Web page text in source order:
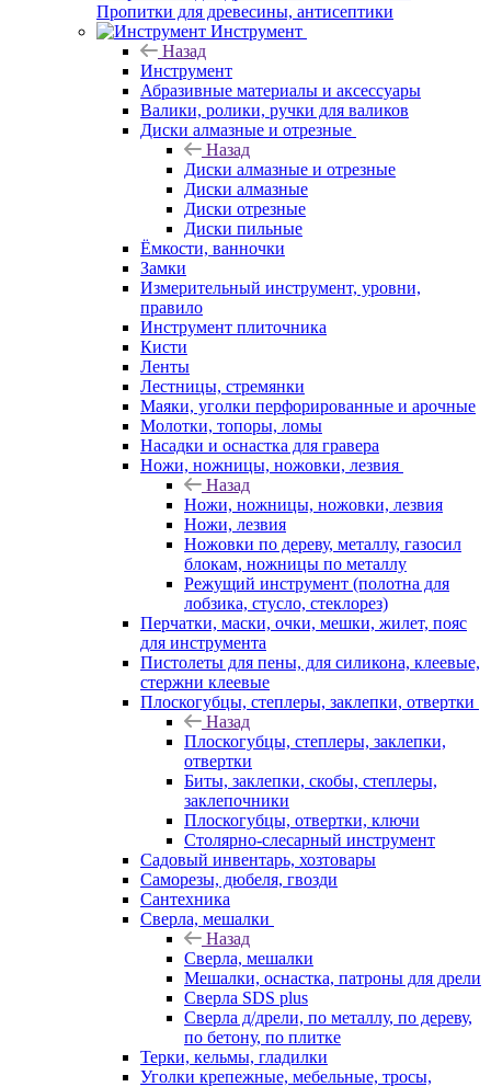
Пропитки для древесины, антисептики
Инструмент
Назад
Инструмент
Абразивные материалы и аксессуары
Валики, ролики, ручки для валиков
Диски алмазные и отрезные
Назад
Диски алмазные и отрезные
Диски алмазные
Диски отрезные
Диски пильные
Ёмкости, ванночки
Замки
Измерительный инструмент, уровни,
правило
Инструмент плиточника
Кисти
Ленты
Лестницы, стремянки
Маяки, уголки перфорированные и арочные
Молотки, топоры, ломы
Насадки и оснастка для гравера
Ножи, ножницы, ножовки, лезвия
Назад
Ножи, ножницы, ножовки, лезвия
Ножи, лезвия
Ножовки по дереву, металлу, газосил
блокам, ножницы по металлу
Режущий инструмент (полотна для
лобзика, стусло, стеклорез)
Перчатки, маски, очки, мешки, жилет, пояс
для инструмента
Пистолеты для пены, для силикона, клеевые,
стержни клеевые
Плоскогубцы, степлеры, заклепки, отвертки
Назад
Плоскогубцы, степлеры, заклепки,
отвертки
Биты, заклепки, скобы, степлеры,
заклепочники
Плоскогубцы, отвертки, ключи
Столярно-слесарный инструмент
Садовый инвентарь, хозтовары
Саморезы, дюбеля, гвозди
Сантехника
Сверла, мешалки
Назад
Сверла, мешалки
Мешалки, оснастка, патроны для дрели
Сверла SDS plus
Сверла д/дрели, по металлу, по дереву,
по бетону, по плитке
Терки, кельмы, гладилки
Уголки крепежные, мебельные, тросы,